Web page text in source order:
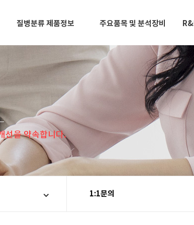
질병분류 제품정보 주요품목 및 분석장비
선을 약속합니다.
1:1문의